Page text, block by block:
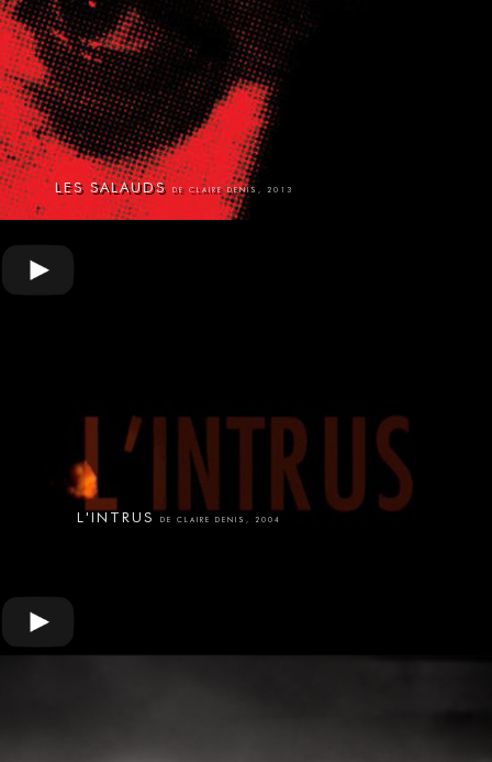
LES SALAUDS DE CLAIRE DENIS, 2013
L'INTRUS DE CLAIRE DENIS, 2004